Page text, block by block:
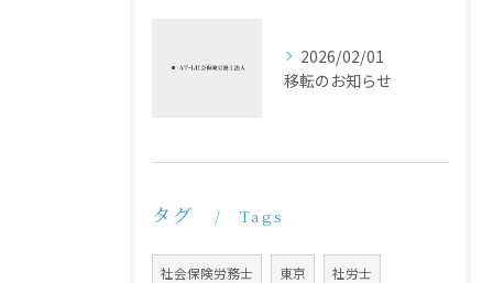
2026/02/01
移転のお知らせ
タグ Tags
社会保険労務士 東京 社労士